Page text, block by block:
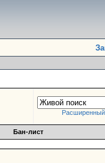
Расширенный
Бан-лист